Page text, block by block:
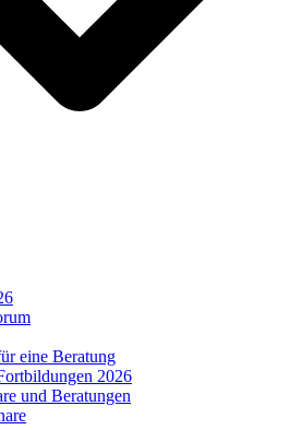
eine Beratung
2026
und Beratungen